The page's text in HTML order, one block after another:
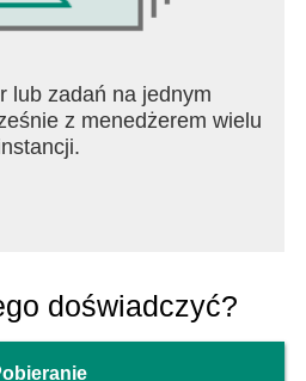
lub zadań na jednym
z menedżerem wielu
doświadczyć?